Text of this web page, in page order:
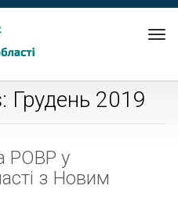
Грудень 2019
РОВР у
з Новим